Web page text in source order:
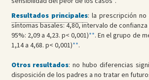
Resultados principales: la prescripción
síntomas basales: 4,80, intervalo de confianza
95%: 2,09 a 4,23. p< 0,001)**. En el grupo de
1,14 a 4,68. p< 0,001)**.
Otros resultados: no hubo diferencias
disposición de los padres a no tratar en